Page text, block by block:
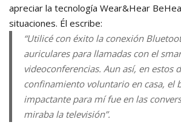
apreciar la tecnología Wear&Hear
situaciones. Él escribe:
“Utilicé con éxito la conexión
auriculares para llamadas con el
videoconferencias. Aun así, en estos
confinamiento voluntario en casa, el
impactante para mí fue en las
miraba la televisión”.